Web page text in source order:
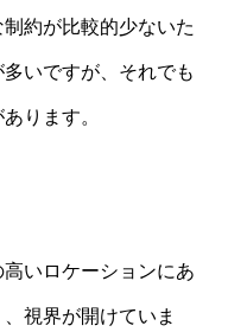
約が比較的少ないた
いですが、それでも
ります。
いロケーションにあ
視界が開けていま